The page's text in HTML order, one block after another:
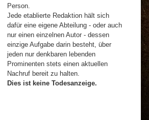
Person.
Jede etablierte Redaktion hält sich
dafür eine eigene Abteilung - oder auch
nur einen einzelnen Autor - dessen
einzige Aufgabe darin besteht, über
jeden nur denkbaren lebenden
Prominenten stets einen aktuellen
Nachruf bereit zu halten.
Dies ist keine Todesanzeige.